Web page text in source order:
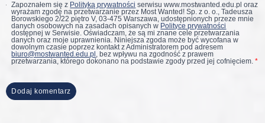
Zapoznałem się z Polityką prywatności serwisu www.mostwanted.edu.pl oraz
wyrażam zgodę na przetwarzanie przez Most Wanted! Sp. z o. o., Tadeusza
Borowskiego 2/22 piętro V, 03-475 Warszawa, udostępnionych przeze mnie
danych osobowych na zasadach opisanych w Polityce prywatności
dostępnej w Serwisie. Oświadczam, że są mi znane cele przetwarzania
danych oraz moje uprawnienia. Niniejsza zgoda może być wycofana w
dowolnym czasie poprzez kontakt z Administratorem pod adresem
biuro@mostwanted.edu.pl , bez wpływu na zgodność z prawem
przetwarzania, którego dokonano na podstawie zgody przed jej cofnięciem.*